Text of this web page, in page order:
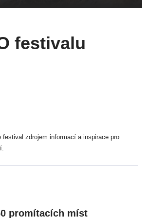
festivalu
festival zdrojem informací a inspirace pro
promítacích míst